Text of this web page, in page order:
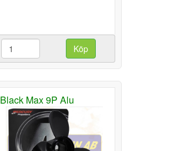
Köp
Black Max 9P Alu